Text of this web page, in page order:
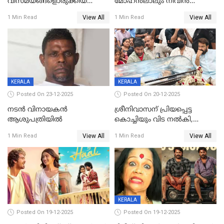
ശേഖര്‍ അന്തരിച്ചു
1 Min Read View All
ഷെയ്‌നും; 200 കോടി
മുടക്കിയെത്തുന്ന
വൃഷഭയുൾപ്പെടെ കാണാം
1 Min Read View All
KERALA
Posted On 23-12-2025
നടൻ വിനായകൻ
ആശുപത്രിയിൽ
1 Min Read View All
KERALA
Posted On 20-12-2025
ശ്രീനിവാസന് പ്രിയപ്പെട്ട
കൊച്ചിയും വിട നൽകി,
സംസ്കാരം നാളെ
1 Min Read View All
Posted On 19-12-2025
KERALA
Posted On 19-12-2025